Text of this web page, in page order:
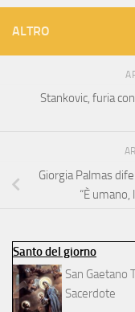
ALTRO
Stankovic, furia
Giorgia Palmas
“È
Santo del giorno
San Gaetano
Sacerdote